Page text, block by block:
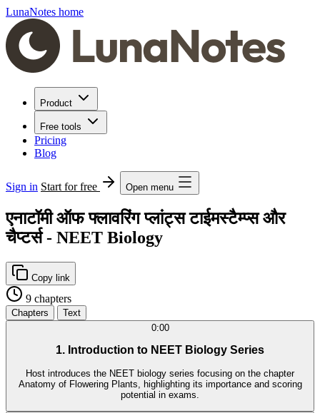
LunaNotes home
Product
Free tools
Pricing
Blog
Sign in Start for free Open menu
एनाटॉमी ऑफ फ्लावरिंग प्लांट्स टाईमस्टैम्प्स और
चैप्टर्स - NEET Biology
Copy link
9 chapters
Chapters
Text
0:00
1. Introduction to NEET Biology Series
Host introduces the NEET biology series focusing on the chapter
Anatomy of Flowering Plants, highlighting its importance and scoring
potential in exams.